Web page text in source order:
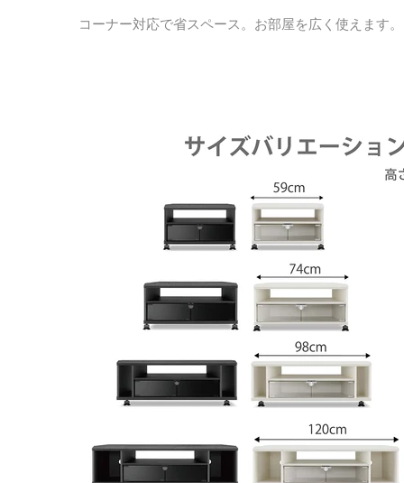
コーナー対応で省スペース。お部屋を広く使えます